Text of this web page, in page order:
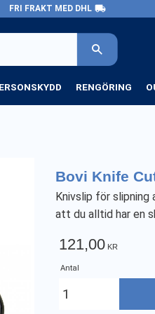
FRI FRAKT MED DHL local_shipping
RENGÖRING
Bovi Knife
Knivslip för slipning
att du alltid har en
121,00 KR
Antal